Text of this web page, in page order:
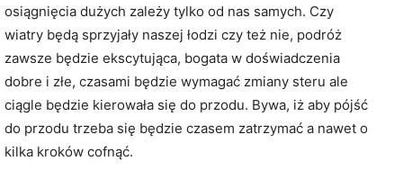
osiągnięcia dużych zależy tylko od nas samych. Czy
wiatry będą sprzyjały naszej łodzi czy też nie, podróż
zawsze będzie ekscytująca, bogata w doświadczenia
dobre i złe, czasami będzie wymagać zmiany steru ale
ciągle będzie kierowała się do przodu. Bywa, iż aby pójść
do przodu trzeba się będzie czasem zatrzymać a nawet o
kilka kroków cofnąć.